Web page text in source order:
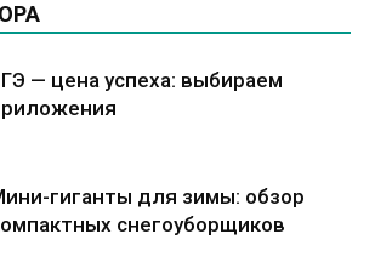
— цена успеха: выбираем
гиганты для зимы: обзор
снегоуборщиков